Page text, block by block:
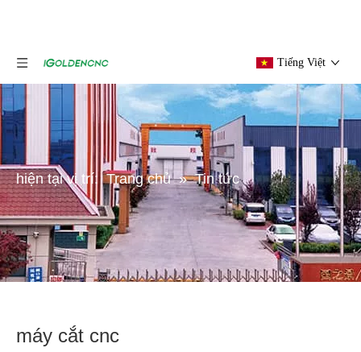
Tiếng Việt
hiện tại vị trí: Trang chủ » Tin tức
máy cắt cnc